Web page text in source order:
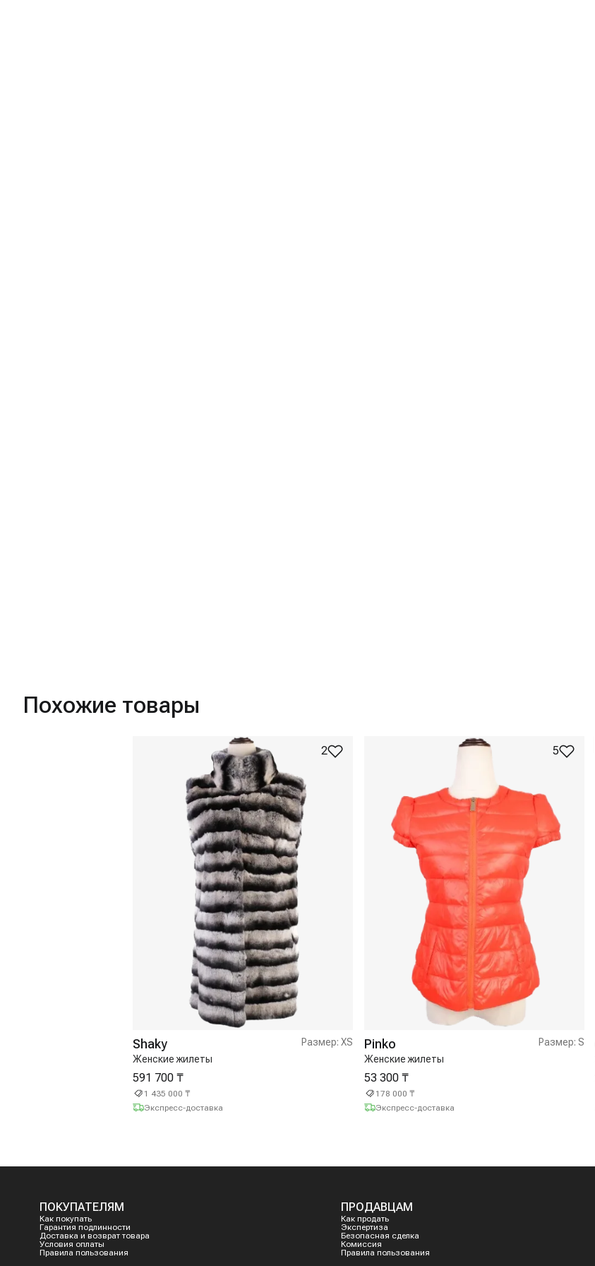
Похожие товары
2
Shaky
Женские жилеты
Размер: XS
591 700 ₸
1 435 000 ₸
Экспресс-доставка
5
Pinko
Женские жилеты
Размер: S
53 300 ₸
178 000 ₸
Экспресс-доставка
ПОКУПАТЕЛЯМ
Как покупать
Гарантия подлинности
Доставка и возврат товара
Условия оплаты
Правила пользования
ПРОДАВЦАМ
Как продать
Экспертиза
Безопасная сделка
Комиссия
Правила пользования